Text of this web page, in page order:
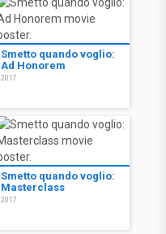
Smetto quando voglio:
Ad Honorem
2017
Smetto quando voglio:
Masterclass
2017